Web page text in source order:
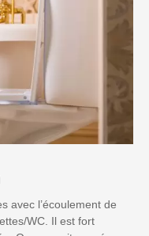
avec l’écoulement de
WC. Il est fort